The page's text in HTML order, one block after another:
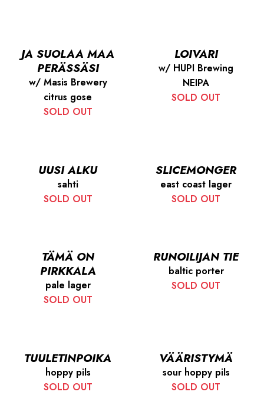
JA SUOLAA MAA
PERÄSSÄSI
w/ Masis Brewery
citrus gose
SOLD OUT
LOIVARI
w/ HUPI Brewing
NEIPA
SOLD OUT
UUSI ALKU
sahti
SOLD OUT
SLICEMONGER
east coast lager
SOLD OUT
TÄMÄ ON
PIRKKALA
pale lager
SOLD OUT
RUNOILIJAN TIE
baltic porter
SOLD OUT
TUULETINPOIKA
hoppy pils
SOLD OUT
VÄÄRISTYMÄ
sour hoppy pils
SOLD OUT